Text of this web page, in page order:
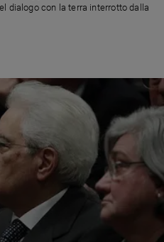
dialogo con la terra interrotto dalla